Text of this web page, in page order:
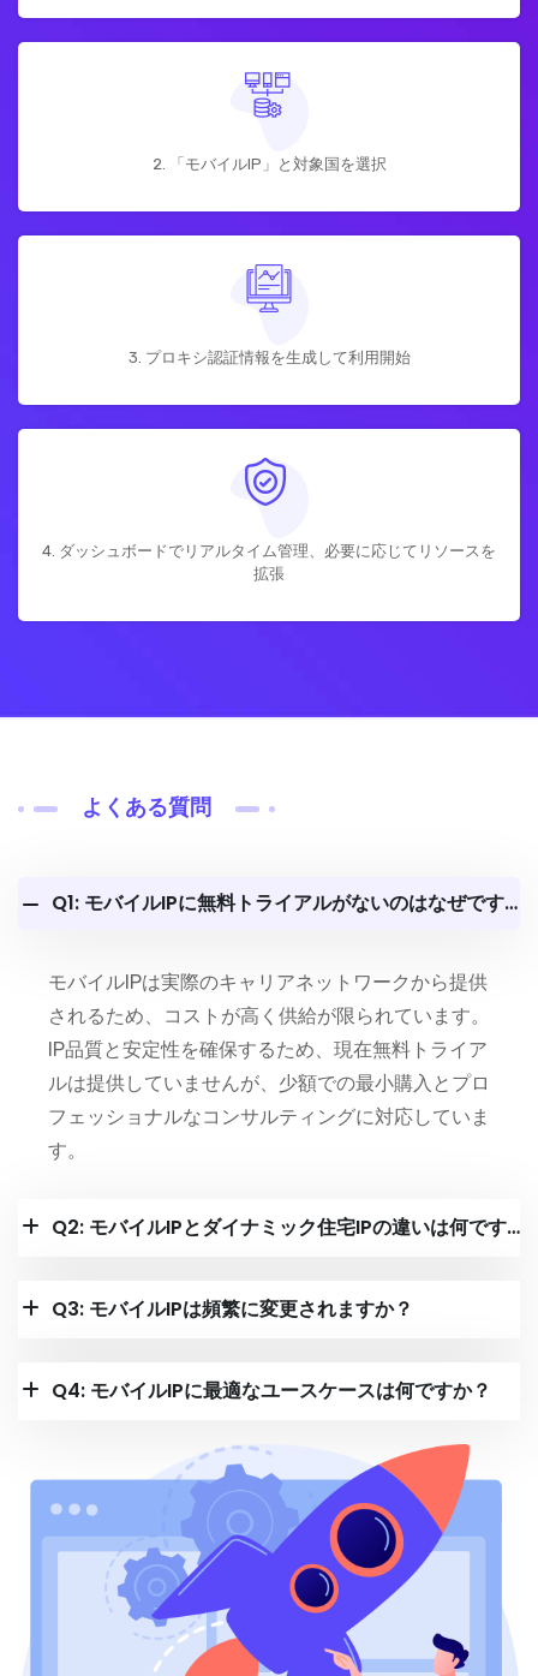
2. 「モバイルIP」と対象国を選択
3. プロキシ認証情報を生成して利用開始
4. ダッシュボードでリアルタイム管理、必要に応じてリソースを
拡張
よくある質問
Q1: モバイルIPに無料トライアルがないのはなぜですか？
モバイルIPは実際のキャリアネットワークから提供
されるため、コストが高く供給が限られています。
IP品質と安定性を確保するため、現在無料トライア
ルは提供していませんが、少額での最小購入とプロ
フェッショナルなコンサルティングに対応していま
す。
Q2: モバイルIPとダイナミック住宅IPの違いは何ですか？
Q3: モバイルIPは頻繁に変更されますか？
Q4: モバイルIPに最適なユースケースは何ですか？